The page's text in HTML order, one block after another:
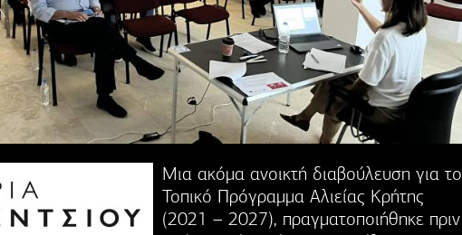
Μια ακόμα ανοικτή διαβούλευση για το
Τοπικό Πρόγραμμα Αλιείας Κρήτης
(2021 – 2027), πραγματοποιήθηκε πριν